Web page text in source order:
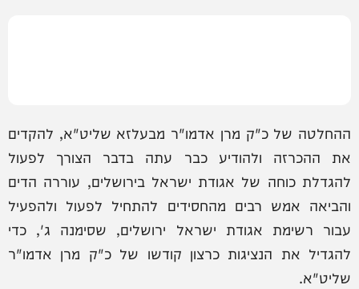
ההחלטה של כ"ק מרן אדמו"ר מבעלזא שליט"א, להקדים
את ההכרזה ולהודיע כבר עתה בדבר הצורך לפעול
להגדלת כוחה של אגודת ישראל בירושלים, עוררה הדים
והביאה אמש רבים מהחסידים להתחיל לפעול ולהפעיל
עבור רשימת אגודת ישראל ירושלים, שסימנה ג', כדי
להגדיל את הנציגות כרצון קודשו של כ"ק מרן אדמו"ר
שליט"א.